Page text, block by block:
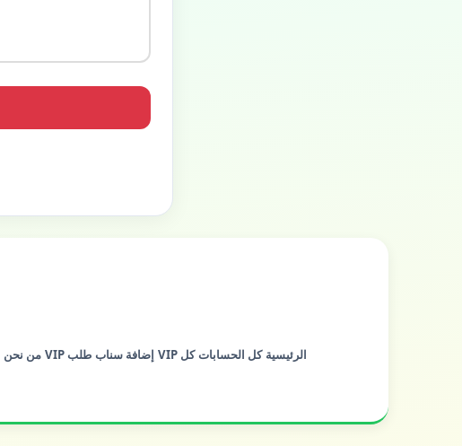
الرئيسية كل الحسابات كل VIP إضافة سناب طلب VIP من نحن